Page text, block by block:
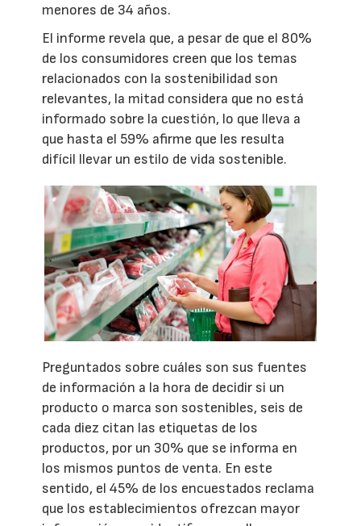
menores de 34 años.
El informe revela que, a pesar de que el 80%
de los consumidores creen que los temas
relacionados con la sostenibilidad son
relevantes, la mitad considera que no está
informado sobre la cuestión, lo que lleva a
que hasta el 59% afirme que les resulta
difícil llevar un estilo de vida sostenible.
Preguntados sobre cuáles son sus fuentes
de información a la hora de decidir si un
producto o marca son sostenibles, seis de
cada diez citan las etiquetas de los
productos, por un 30% que se informa en
los mismos puntos de venta. En este
sentido, el 45% de los encuestados reclama
que los establecimientos ofrezcan mayor